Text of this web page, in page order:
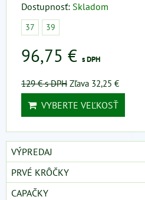
Dostupnosť: Skladom
37 39
96,75 € s DPH
129 €s DPH Zľava 32,25 €
VYBERTE VEĽKOSŤ
VÝPREDAJ
PRVÉ KRÔČKY
CAPAČKY